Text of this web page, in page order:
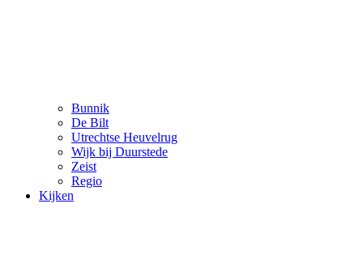
Bunnik
De Bilt
Utrechtse Heuvelrug
Wijk bij Duurstede
Zeist
Regio
Kijken